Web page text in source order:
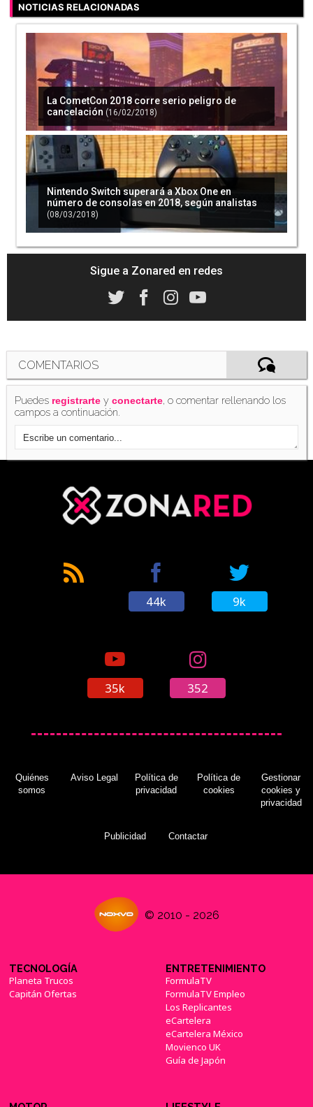
NOTICIAS RELACIONADAS
La CometCon 2018 corre serio peligro de
cancelación (16/02/2018)
Nintendo Switch superará a Xbox One en
número de consolas en 2018, según analistas
(08/03/2018)
Sigue a Zonared en redes
COMENTARIOS
Puedes registrarte yconectarte, o comentar rellenando los
campos a continuación.
44k 9k
35k 352
Quiénes
somos
Aviso Legal
Política de
privacidad
Política de
cookies
Gestionar
cookies y
privacidad
Publicidad Contactar
© 2010 - 2026
TECNOLOGÍA
Planeta Trucos
Capitán Ofertas
ENTRETENIMIENTO
FormulaTV
FormulaTV Empleo
Los Replicantes
eCartelera
eCartelera México
Movienco UK
Guía de Japón